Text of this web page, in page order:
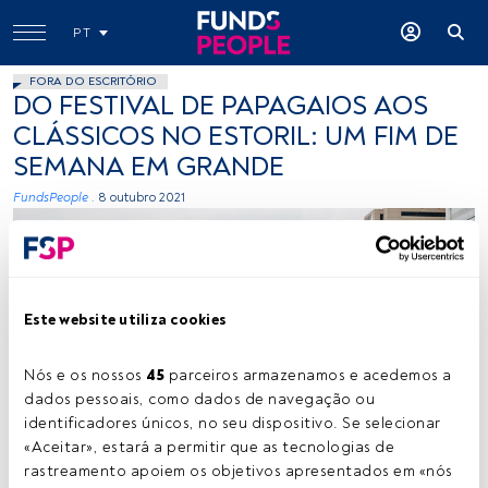
Este website utiliza cookies
Nós e os nossos 45 parceiros armazenamos e acedemos a
dados pessoais, como dados de navegação ou
identificadores únicos, no seu dispositivo. Se selecionar
«Aceitar», estará a permitir que as tecnologias de
rastreamento apoiem os objetivos apresentados em «nós
PT
FORA DO ESCRITÓRIO
DO FESTIVAL DE PAPAGAIOS AOS
CLÁSSICOS NO ESTORIL: UM FIM DE
SEMANA EM GRANDE
FundsPeople . 8 outubro 2021
Créditos: Wes Hicks (Unsplash)
Tempo de leitura:1 min.